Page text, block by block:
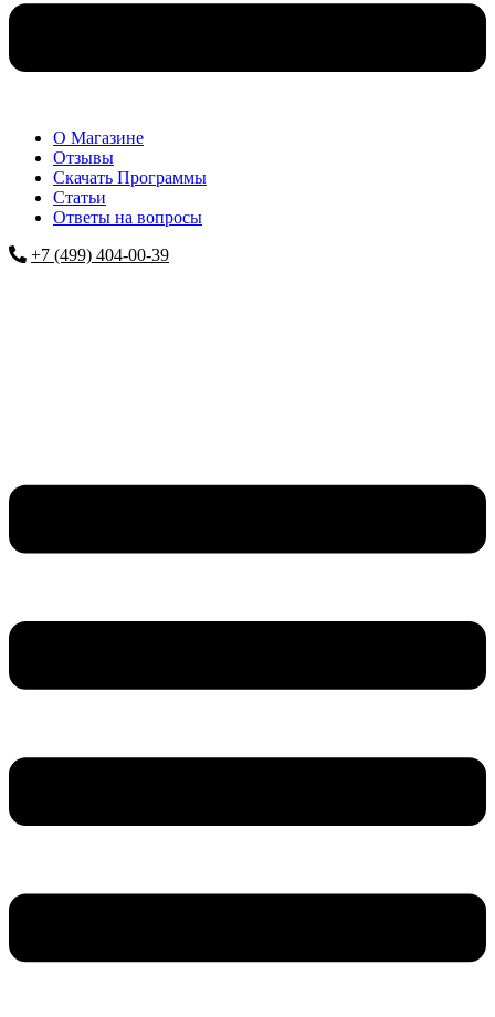
О Магазине
Отзывы
Скачать Программы
Статьи
Ответы на вопросы
+7 (499) 404-00-39